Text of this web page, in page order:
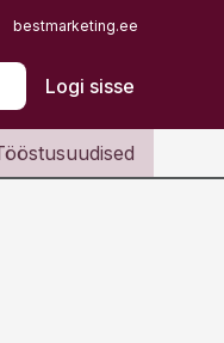
bestmarketing.ee
Logi sisse